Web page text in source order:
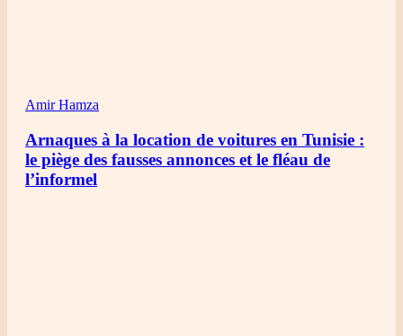
Amir Hamza
Arnaques à la location de voitures en Tunisie :
le piège des fausses annonces et le fléau de
l’informel